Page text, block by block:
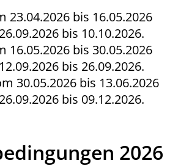
23.04.2026 bis 16.05.2026
bis 10.10.2026.
16.05.2026 bis 30.05.2026
bis 26.09.2026.
30.05.2026 bis 13.06.2026
bis 09.12.2026.
2026